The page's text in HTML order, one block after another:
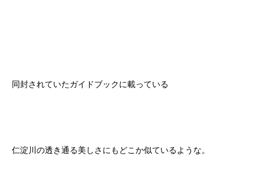
同封されていたガイドブックに載っている
仁淀川の透き通る美しさにもどこか似ているような。